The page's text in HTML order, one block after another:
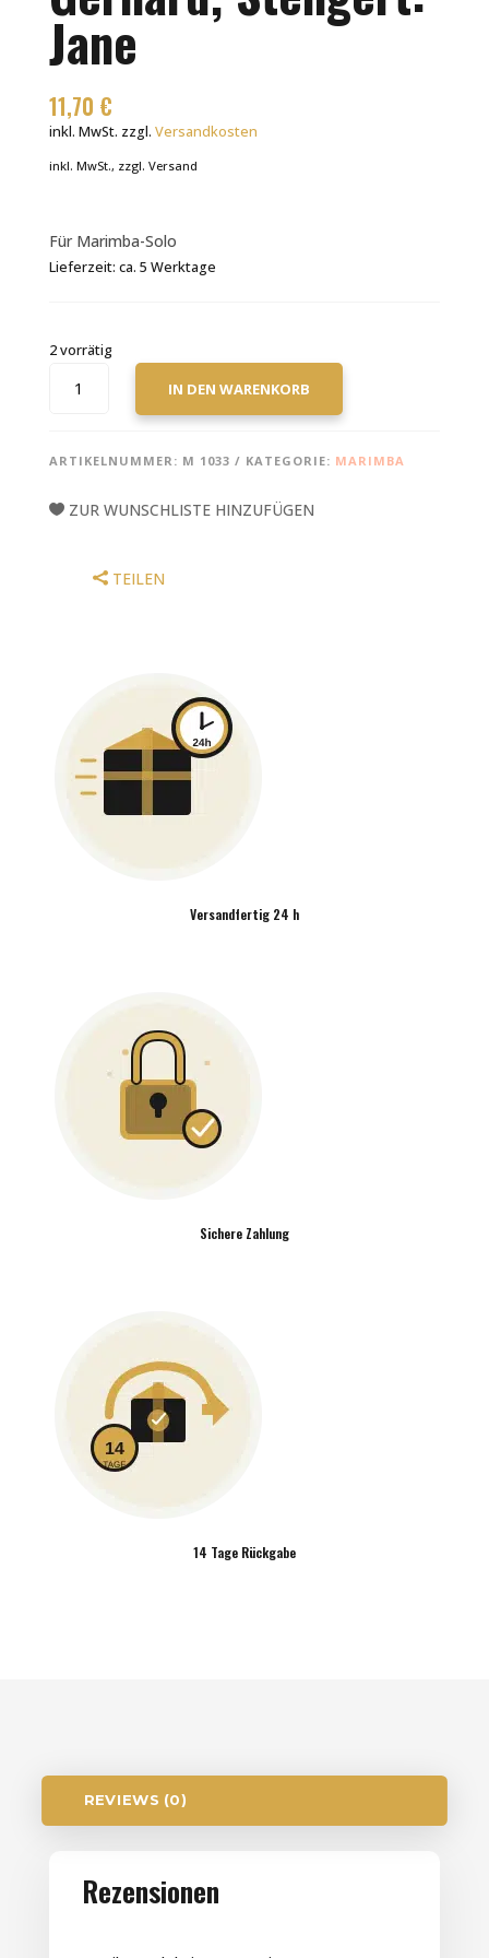
Jane
11,70 €
inkl. MwSt. zzgl. Versandkosten
inkl. MwSt., zzgl. Versand
Für Marimba-Solo
Lieferzeit: ca. 5 Werktage
2 vorrätig
STENGERT:
IN DEN WARENKORB
ARTIKELNUMMER: M 1033 KATEGORIE: MARIMBA
ZUR WUNSCHLISTE HINZUFÜGEN
TEILEN
Versandfertig 24 h
Sichere Zahlung
14 Tage Rückgabe
REVIEWS (0)
Rezensionen